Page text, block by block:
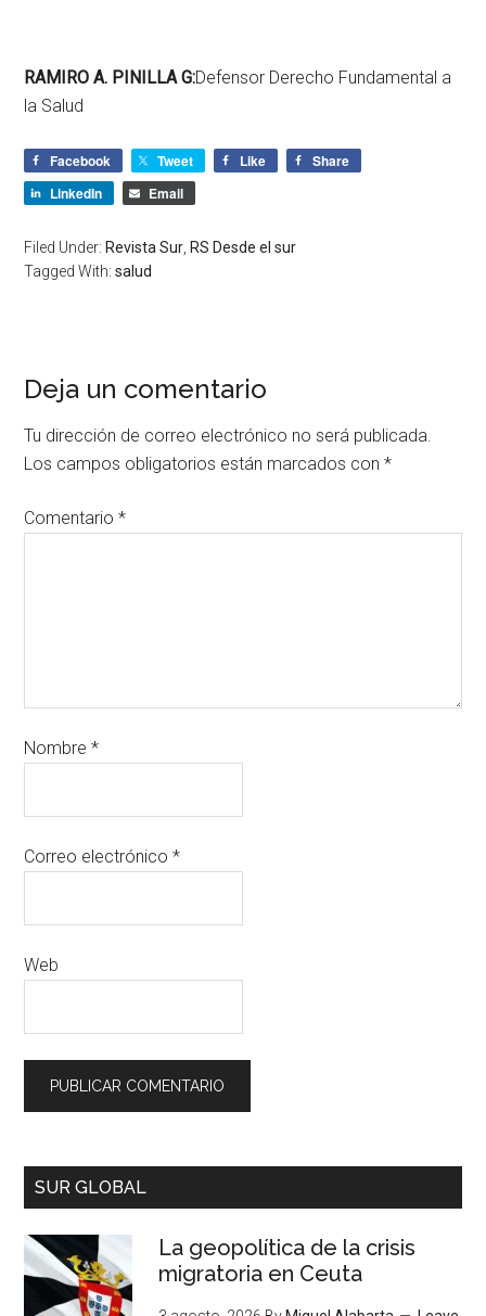
RAMIRO A. PINILLA G:Defensor Derecho Fundamental a
la Salud
Facebook Tweet Like
Share
LinkedIn
Email
Filed Under: Revista Sur RS Desde el sur
Tagged With:salud
Deja un comentario
Tu dirección de correo electrónico no será publicada.
Los campos obligatorios están marcados con*
Comentario*
Nombre*
Correo electrónico*
Web
SUR GLOBAL
La geopolítica de la crisis
migratoria en Ceuta